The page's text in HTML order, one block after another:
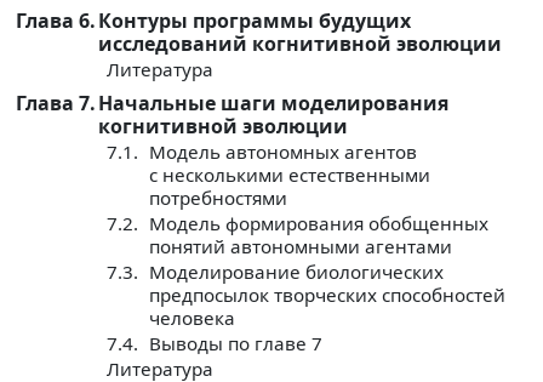
Глава 6.Контуры программы будущих
исследований когнитивной эволюции
Литература
Глава 7.Начальные шаги моделирования
когнитивной эволюции
7.1. Модель автономных агентов
с несколькими естественными
потребностями
7.2. Модель формирования обобщенных
понятий автономными агентами
7.3. Моделирование биологических
предпосылок творческих способностей
человека
7.4. Выводы по главе 7
Литература